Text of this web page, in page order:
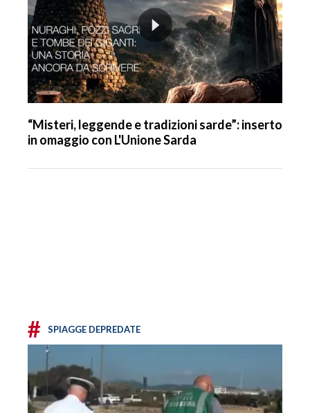
“Misteri, leggende e tradizioni sarde”: inserto
in omaggio con L'Unione Sarda
# SPIAGGE DEPREDATE